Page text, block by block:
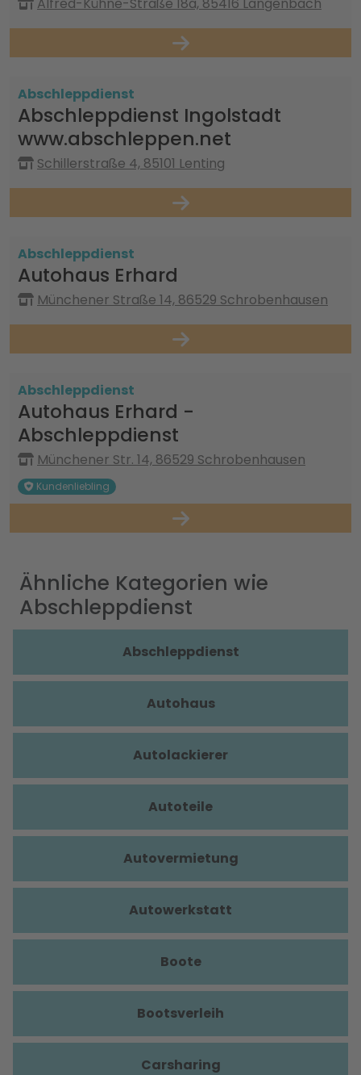
Abschleppdienst
Abschleppdienst Ingolstadt
www.abschleppen.net
Schillerstraße 4, 85101 Lenting
Abschleppdienst
Autohaus Erhard
Münchener Straße 14, 86529 Schrobenhausen
Abschleppdienst
Autohaus Erhard -
Abschleppdienst
Münchener Str. 14, 86529 Schrobenhausen
Kundenliebling
Ähnliche Kategorien wie
Abschleppdienst
Abschleppdienst
Autohaus
Autolackierer
Autoteile
Autovermietung
Autowerkstatt
Boote
Bootsverleih
Carsharing